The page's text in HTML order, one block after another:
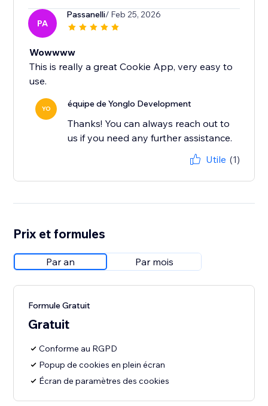
PA
Passanelli/ Feb 25, 2026
Wowwww
This is really a great Cookie App, very easy to
use.
YO équipe de Yonglo Development
Thanks! You can always reach out to
us if you need any further assistance.
Utile (1)
Prix et formules
Par an Par mois
Formule Gratuit
Gratuit
Conforme au RGPD
Popup de cookies en plein écran
Écran de paramètres des cookies